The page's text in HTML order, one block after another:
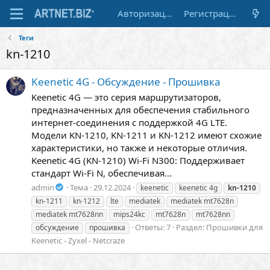
Авторизация Регистрация
Теги
kn-1210
Keenetic 4G - Обсуждение - Прошивка
Keenetic 4G — это серия маршрутизаторов,
предназначенных для обеспечения стабильного
интернет-соединения с поддержкой 4G LTE.
Модели KN-1210, KN-1211 и KN-1212 имеют схожие
характеристики, но также и некоторые отличия.
Keenetic 4G (KN-1210) Wi-Fi N300: Поддерживает
стандарт Wi-Fi N, обеспечивая...
admin Тема 29.12.2024 keenetic keenetic 4g
kn-1210
kn-1211
kn-1212 lte mediatek
mediatek mt7628n
mediatek mt7628nn
mips24kc mt7628n
mt7628nn
обсуждение
прошивка Ответы: 7 Раздел: Прошивки для
Keenetic - Zyxel - Netcraze